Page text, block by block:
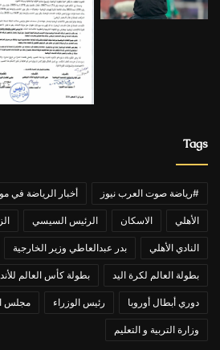
Tags
#رياضة صوت العرب نيوز أخبار الرياضة في
الأهلي الاسكان الرئيس السيسي
النادي الأهلي بدر عبدالعاطي وزير الخارجية
بطولة العالم لكرة اليد بطولة كأس العالم
دوري أبطال أوروبا رئيس الوزراء مجلس
وزارة التربية و التعليم